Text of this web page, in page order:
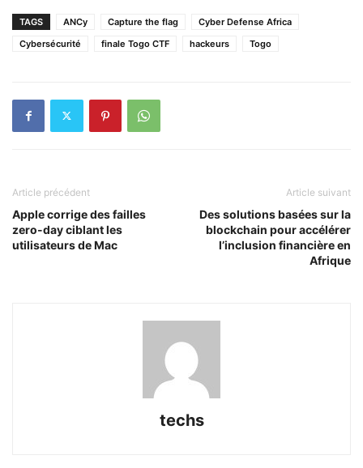
TAGS ANCy Capture the flag
Cyber Defense Africa
Cybersécurité
finale Togo CTF hackeurs Togo
Article précédent
Apple corrige des failles
zero-day ciblant les
utilisateurs de Mac
Article suivant
Des solutions basées sur la
blockchain pour accélérer
l’inclusion financière en
Afrique
techs